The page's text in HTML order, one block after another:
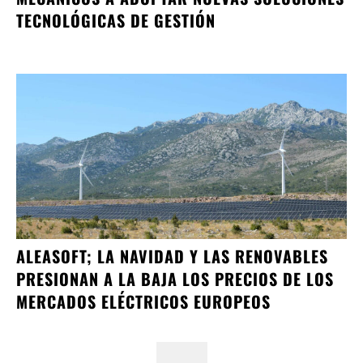
TECNOLÓGICAS DE GESTIÓN
ALEASOFT; LA NAVIDAD Y LAS RENOVABLES
PRESIONAN A LA BAJA LOS PRECIOS DE LOS
MERCADOS ELÉCTRICOS EUROPEOS